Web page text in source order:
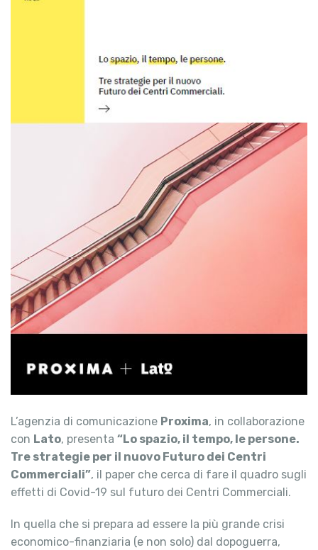
L’agenzia di comunicazione Proxima, in collaborazione
con Lato, presenta “Lo spazio, il tempo, le persone.
Tre strategie per il nuovo Futuro dei Centri
Commerciali”, il paper che cerca di fare il quadro sugli
effetti di Covid-19 sul futuro dei Centri Commerciali.
In quella che si prepara ad essere la più grande crisi
economico-finanziaria (e non solo) dal dopoguerra,